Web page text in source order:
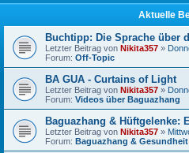
Aktuelle
Buchtipp: Die Sprache über
Letzter Beitrag von Nikita357 »
Forum: Off-Topic
BA GUA - Curtains of Light
Letzter Beitrag von Nikita357 »
Forum: Videos über Baguazhang
Baguazhang & Hüftgelenke:
Letzter Beitrag von Nikita357 »
Forum: Baguazhang & Gesundheit